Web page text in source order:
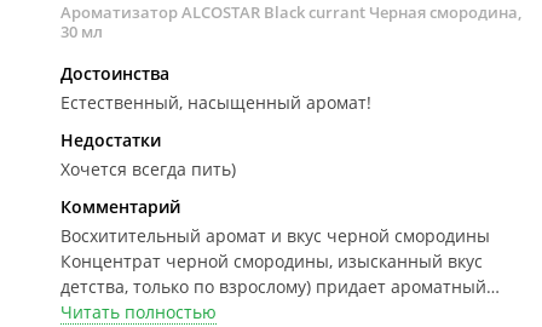
Ароматизатор ALCOSTAR Black currant Черная смородина,
30 мл
Достоинства
Естественный, насыщенный аромат!
Недостатки
Хочется всегда пить)
Комментарий
Восхитительный аромат и вкус черной смородины
Концентрат черной смородины, изысканный вкус
детства, только по взрослому) придает ароматный
насыщенный вкус напитку! Только я разбовлял не на
Читать полностью